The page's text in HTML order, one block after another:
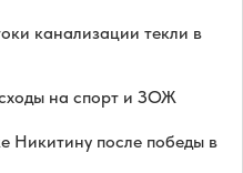
канализации текли в
на спорт и ЗОЖ
Никитину после победы в